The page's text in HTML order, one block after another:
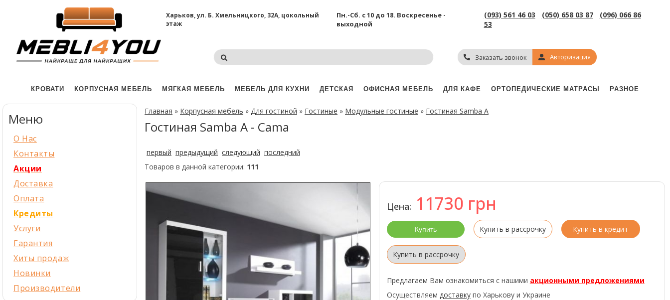
Харьков, ул. Б. Хмельницкого, 32А, цокольный
этаж
Пн.-Сб. с 10 до 18. Воскресенье -
выходной
(093) 561 46 03 (050) 658 03 87
(096) 066 86
53
Заказать звонок Авторизация
КРОВАТИ КОРПУСНАЯ МЕБЕЛЬ МЯГКАЯ МЕБЕЛЬ МЕБЕЛЬ ДЛЯ КУХНИ ДЕТСКАЯ ОФИСНАЯ МЕБЕЛЬ ДЛЯ КАФЕ ОРТОПЕДИЧЕСКИЕ МАТРАСЫ РАЗНОЕ
Главная » Корпусная мебель » Для гостиной » Гостиные » Модульные гостиные » Гостиная Samba A
Гостиная Samba A - Cama
первый предыдущий следующий последний
Товаров в данной категории: 111
Цена: 11730 грн
Купить в рассрочку Купить в кредит
Купить в рассрочку
Предлагаем Вам ознакомиться с нашими акционными предложениями
Осуществляем доставкупо Харькову и Украине
Меню
О Нас
Контакты
Акции
Доставка
Оплата
Кредиты
Услуги
Гарантия
Хиты продаж
Новинки
Производители